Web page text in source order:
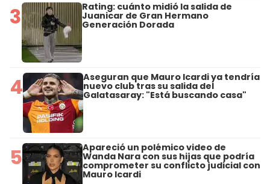
3 Rating: cuánto midió la salida de
Juanicar de Gran Hermano
Generación Dorada
4 Aseguran que Mauro Icardi ya tendría
nuevo club tras su salida del
Galatasaray: "Está buscando casa"
5 Apareció un polémico video de
Wanda Nara con sus hijas que podría
comprometer su conflicto judicial con
Mauro Icardi